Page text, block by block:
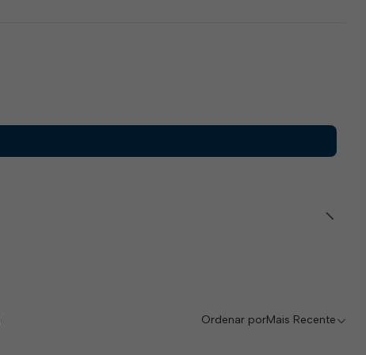
Ordenar porMais Recente